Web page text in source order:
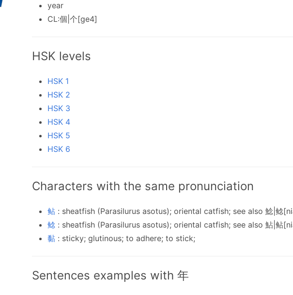
year
CL:個|个[ge4]
HSK levels
HSK 1
HSK 2
HSK 3
HSK 4
HSK 5
HSK 6
Characters with the same pronunciation
鲇 : sheatfish (Parasilurus asotus); oriental catfish; see also 鯰|鲶
鲶 : sheatfish (Parasilurus asotus); oriental catfish; see also 鮎|鲇
黏 : sticky; glutinous; to adhere; to stick;
Sentences examples with 年